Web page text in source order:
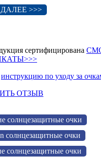
>>>
сертифицирована
инструкцию по уходу за
ОТЗЫВ
солнцезащитные очки
солнцезащитные очки
солнцезащитные очки